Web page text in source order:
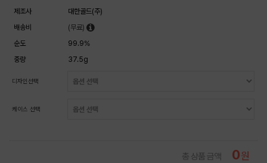
제조사
대한골드(주)
배송비
(무료)
순도
99.9%
중량
37.5g
디자인선택
케이스 선택
총 상품 금액 0원